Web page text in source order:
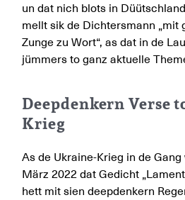
un dat nich blots in
mellt sik de Dichtersmann „mit
Zunge zu Wort“, as dat in de
jümmers to ganz aktuelle
Deepdenkern Verse
Krieg
As de Ukraine-Krieg in de Gang
März 2022 dat Gedicht
hett mit sien deepdenkern